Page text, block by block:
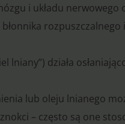
i układu
lniany”) działa
lub oleju lnianego
– często są one